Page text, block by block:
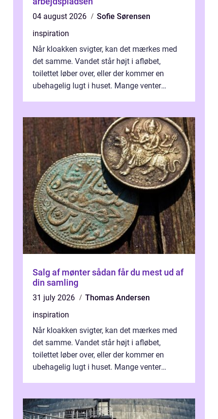
04 august 2026
Sofie Sørensen
inspiration
Når kloakken svigter, kan det mærkes med
det samme. Vandet står højt i afløbet,
toilettet løber over, eller der kommer en
ubehagelig lugt i huset. Mange venter
Salg af mønter sådan får du mest ud af
din samling
31 july 2026
Thomas Andersen
inspiration
Når kloakken svigter, kan det mærkes med
det samme. Vandet står højt i afløbet,
toilettet løber over, eller der kommer en
ubehagelig lugt i huset. Mange venter